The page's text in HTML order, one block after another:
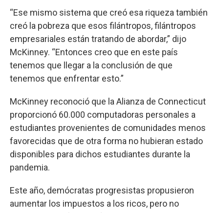
“Ese mismo sistema que creó esa riqueza también
creó la pobreza que esos filántropos, filántropos
empresariales están tratando de abordar,” dijo
McKinney. “Entonces creo que en este país
tenemos que llegar a la conclusión de que
tenemos que enfrentar esto.”
McKinney reconoció que la Alianza de Connecticut
proporcionó 60.000 computadoras personales a
estudiantes provenientes de comunidades menos
favorecidas que de otra forma no hubieran estado
disponibles para dichos estudiantes durante la
pandemia.
Este año, demócratas progresistas propusieron
aumentar los impuestos a los ricos, pero no